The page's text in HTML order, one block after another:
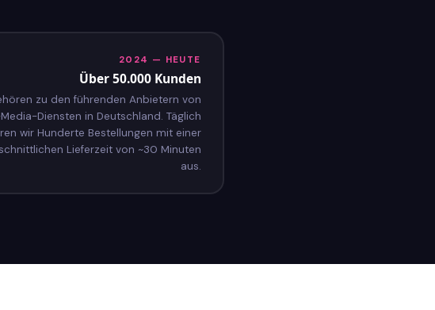
2024 — HEUTE
Über 50.000 Kunden
zu den führenden Anbietern von
Diensten in Deutschland. Täglich
wir Hunderte Bestellungen mit einer
Lieferzeit von ~30 Minuten
aus.